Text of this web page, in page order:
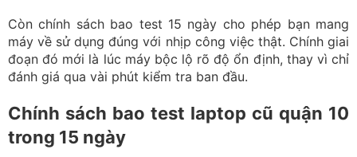
Còn chính sách bao test 15 ngày cho phép bạn mang
máy về sử dụng đúng với nhịp công việc thật. Chính giai
đoạn đó mới là lúc máy bộc lộ rõ độ ổn định, thay vì chỉ
đánh giá qua vài phút kiểm tra ban đầu.
Chính sách bao test laptop cũ quận 10
trong 15 ngày